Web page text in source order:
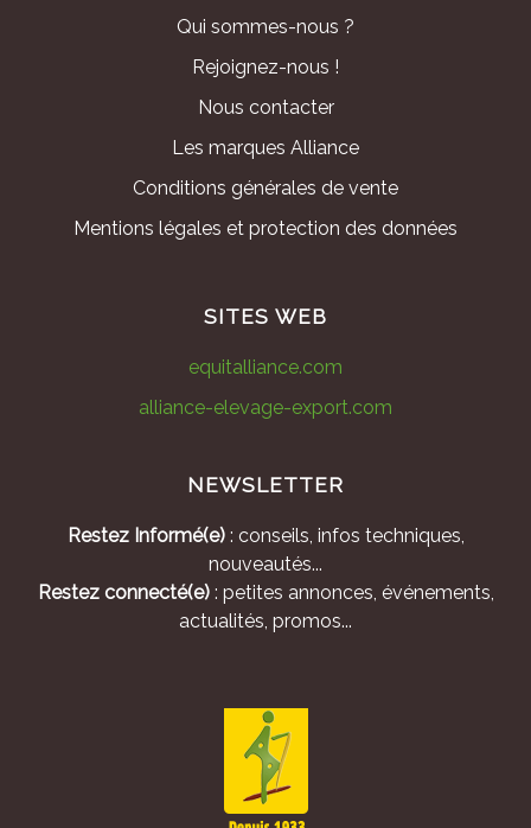
Qui sommes-nous ?
Rejoignez-nous !
Nous contacter
Les marques Alliance
Conditions générales de vente
Mentions légales et protection des données
SITES WEB
equitalliance.com
alliance-elevage-export.com
NEWSLETTER
Restez Informé(e): conseils, infos techniques,
nouveautés...
Restez connecté(e): petites annonces, événements,
actualités, promos...